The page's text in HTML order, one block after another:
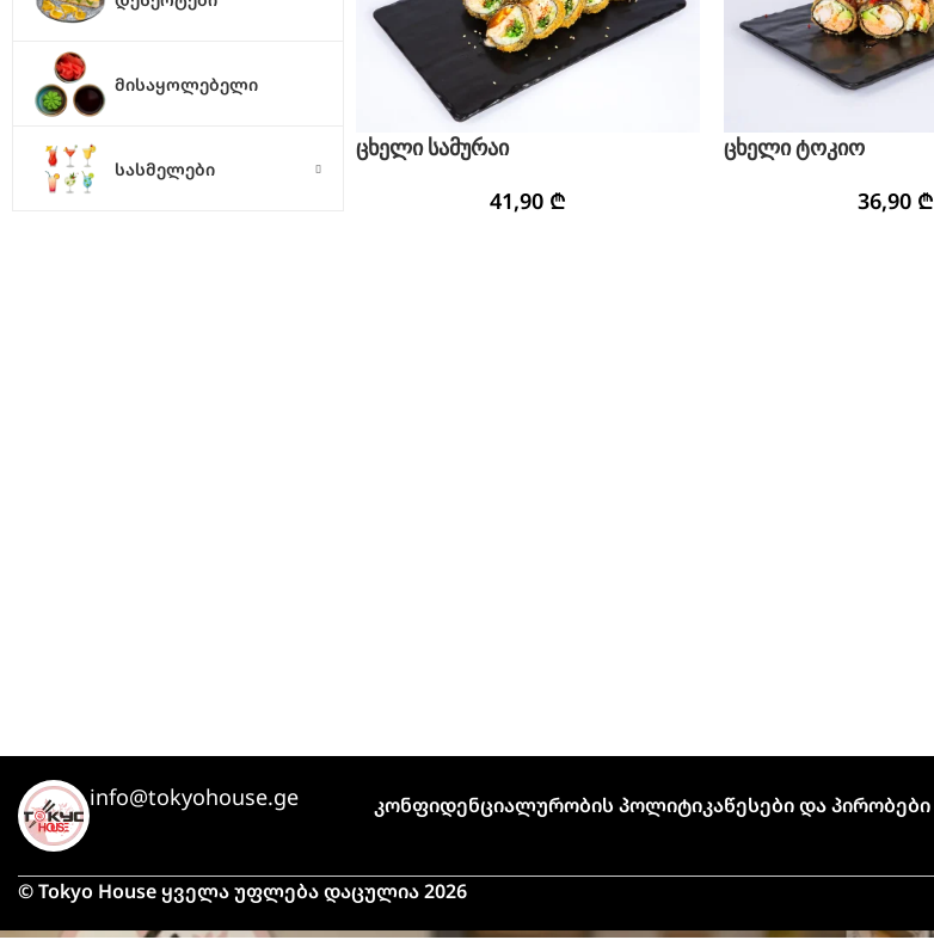
ᲛᲘᲡᲐᲧᲝᲚᲔᲑᲔᲚᲘ
ᲡᲐᲡᲛᲔᲚᲔᲑᲘ
ცხელი სამურაი
41,90 ₾
ცხელი ტოკიო
36,90 ₾
info@tokyohouse.ge Კონფიდენციალურობის ᲞოლიტიკაᲬესები Და Პირობები
© Tokyo House ყველა უფლება დაცულია 2026